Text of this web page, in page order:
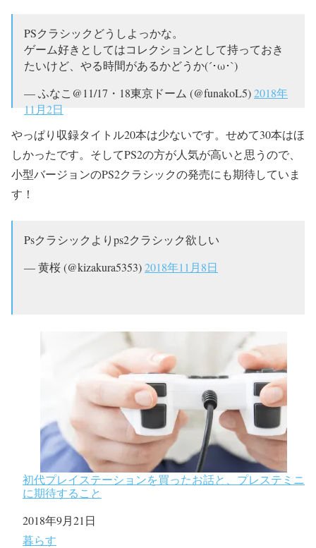
PSクラシックどうしよっかな。
ゲーム好きとしてはコレクションとして持っておき
たいけど、やる時間があるかどうか(´･ω･`)
— ふなこ@11/17・18東京ドーム (@funakoL5)2018年
11月2日
やっぱり収録タイトル20本は少ないです。せめて30本はほ
しかったです。そしてPS2の方が人気が高いと思うので、
小型バージョンのPS2クラシックの発売にも期待していま
す！
Psクラシックよりps2クラシック欲しい
— 黄桜 (@kizakura5353)2018年11月8日
初代プレイステーションを買ったお話と、プレステミニ
に期待すること
日付
2018年9月21日
関連理由
暮らす